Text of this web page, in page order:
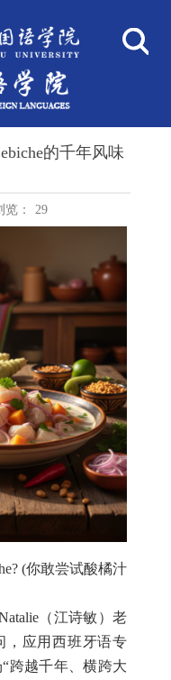
的千年风味
览： 29
(你敢尝试酸橘汁
（江诗敏）老
，应用西班牙语专
跨越千年、横跨大